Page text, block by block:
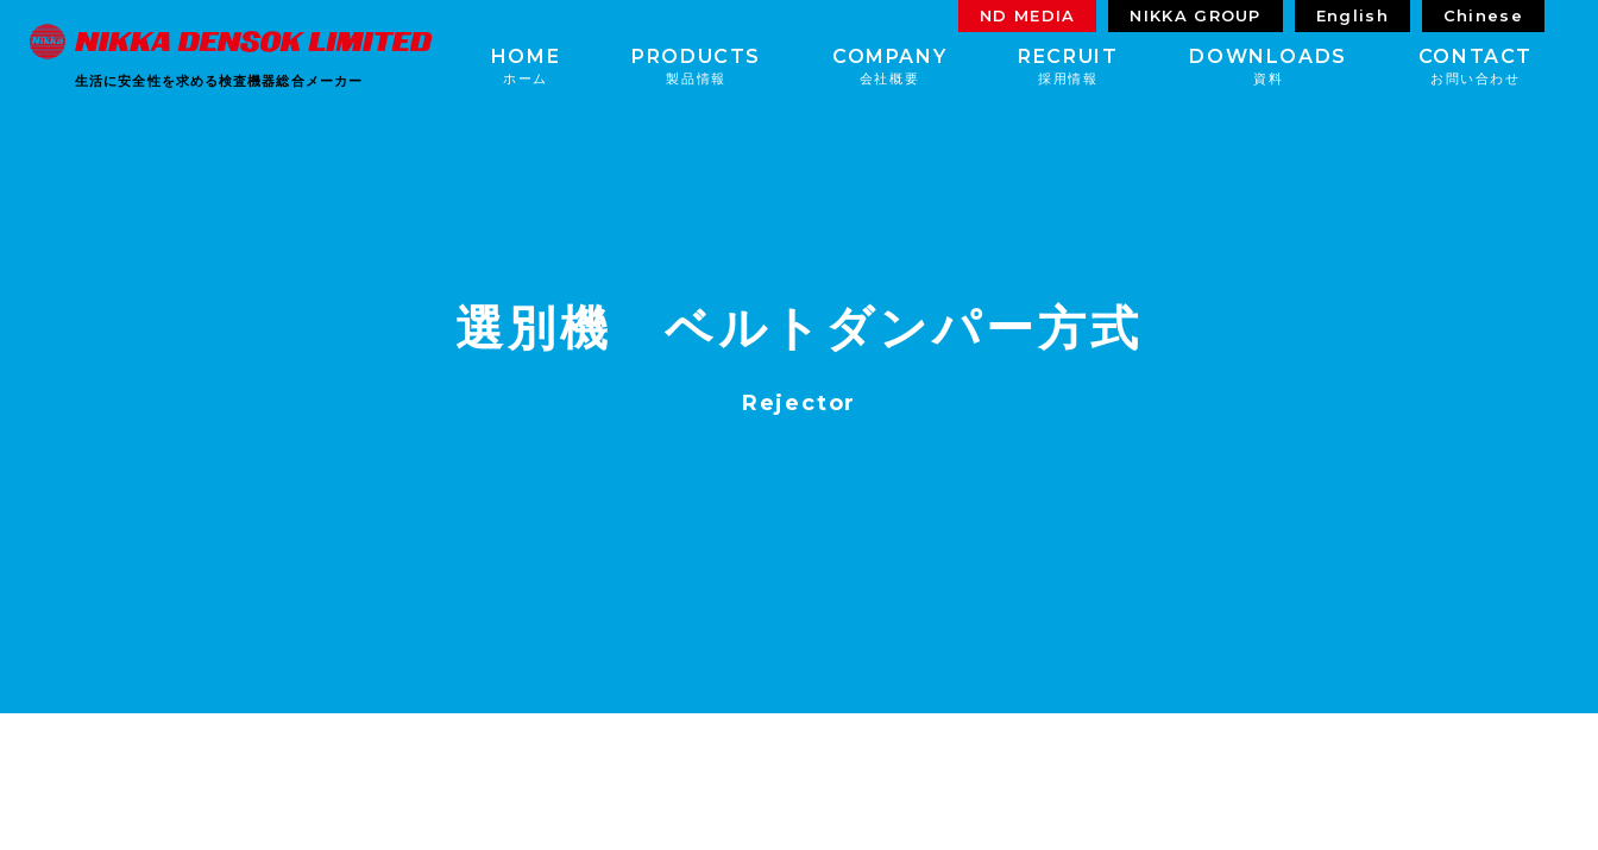
生活に安全性を求める検査機器総合メーカー
ND MEDIA NIKKA GROUP English Chinese
HOME
ホーム
PRODUCTS
製品情報
COMPANY
会社概要
RECRUIT
採用情報
DOWNLOADS
資料
CONTACT
お問い合わせ
選別機 ベルトダンパー方式
Rejector